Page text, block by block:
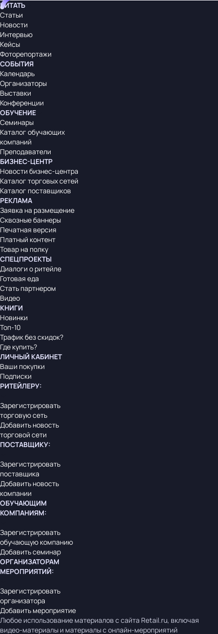
ЧИТАТЬ
Статьи
Новости
Интервью
Кейсы
Фоторепортажи
СОБЫТИЯ
Календарь
Организаторы
Выставки
Конференции
ОБУЧЕНИЕ
Семинары
Каталог обучающих
компаний
Преподаватели
БИЗНЕС-ЦЕНТР
Новости бизнес-центра
Каталог торговых сетей
Каталог поставщиков
РЕКЛАМА
Заявка на размещение
Сквозные баннеры
Печатная версия
Платный контент
Товар на полку
СПЕЦПРОЕКТЫ
Диалоги о ритейле
Готовая еда
Стать партнером
Видео
КНИГИ
Новинки
Топ-10
Трафик без скидок?
Где купить?
ЛИЧНЫЙ КАБИНЕТ
Ваши покупки
Подписки
РИТЕЙЛЕРУ:
Зарегистрировать
торговую сеть
Добавить новость
торговой сети
ПОСТАВЩИКУ:
Зарегистрировать
поставщика
Добавить новость
компании
ОБУЧАЮЩИМ
КОМПАНИЯМ:
Зарегистрировать
обучающую компанию
Добавить семинар
ОРГАНИЗАТОРАМ
МЕРОПРИЯТИЙ:
Зарегистрировать
организатора
Добавить мероприятие
Любое использование материалов с сайта Retail.ru, включая
видео-материалы и материалы с онлайн-мероприятий